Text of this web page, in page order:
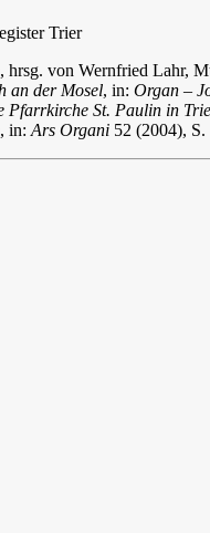
Trier
, hrsg. von Wernfried Lahr,
an der Mosel, in: Organ –
Pfarrkirche St. Paulin in
, in: Ars Organi 52 (2004),